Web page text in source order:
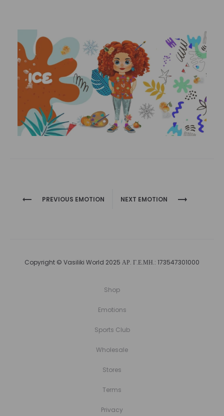
ProjectPREVIOUS EMOTION NEXT EMOTION
Copyright © Vasiliki World 2025 ΑΡ. Γ.Ε.ΜΗ.: 173547301000
Shop
Emotions
Sports Club
Wholesale
Stores
Terms
Privacy